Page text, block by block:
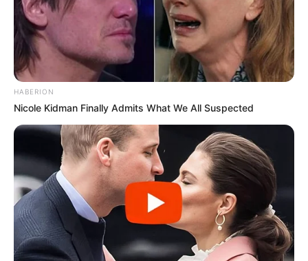
HABERION
Nicole Kidman Finally Admits What We All Suspected